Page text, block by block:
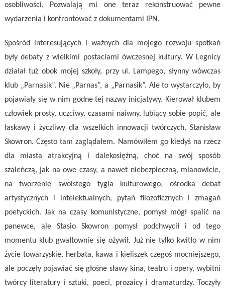
osobliwości. Pozwalają mi one teraz rekonstruować pewne
wydarzenia i konfrontować z dokumentami IPN.
Spośród interesujących i ważnych dla mojego rozwoju spotkań
były debaty z wielkimi postaciami ówczesnej kultury. W Legnicy
działał tuż obok mojej szkoły, przy ul. Lampego, słynny wówczas
klub „Parnasik”. Nie „Parnas”, a „Parnasik”. Ale to wystarczyło, by
pojawiały się w nim godne tej nazwy inicjatywy. Kierował klubem
człowiek prosty, uczciwy, czasami naiwny, lubiący sobie popić, ale
łaskawy i życzliwy dla wszelkich innowacji twórczych, Stanisław
Skowron. Często tam zaglądałem. Namówiłem go kiedyś na rzecz
dla miasta atrakcyjną i dalekosiężną, choć na swój sposób
szaleńczą, jak na owe czasy, a nawet niebezpieczną, mianowicie,
na tworzenie swoistego tygla kulturowego, ośrodka debat
artystycznych i intelektualnych, pytań filozoficznych i zmagań
poetyckich. Jak na czasy komunistyczne, pomysł mógł spalić na
panewce, ale Stasio Skowron pomysł podchwycił i od tego
momentu klub gwałtownie się ożywił. Już nie tylko kwitło w nim
życie towarzyskie, herbata, kawa i kieliszek czegoś mocniejszego,
ale poczęły pojawiać się głośne sławy kina, teatru i opery, wybitni
twórcy literatury i sztuki, poeci, prozaicy i dramaturdzy. Toczyły